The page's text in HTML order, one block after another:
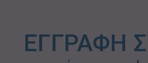
ΕΓΓΡΑΦΗ